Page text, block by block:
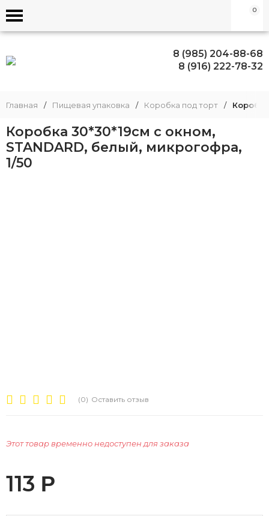
0
8 (985) 204-88-68
8 (916) 222-78-32
Главная / Пищевая упаковка / Коробка под торт /
Коробка 30*30*19см с окном,
STANDARD, белый, микрогофра,
1/50
(0) Оставить отзыв
Этот товар временно недоступен для заказа
113 Р